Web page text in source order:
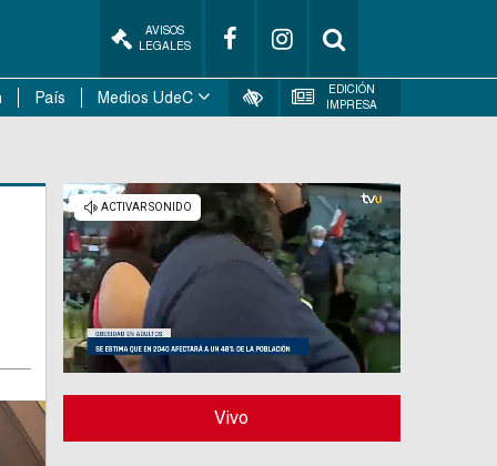
AVISOS
LEGALES
País Medios UdeC
EDICIÓN
IMPRESA
Vivo